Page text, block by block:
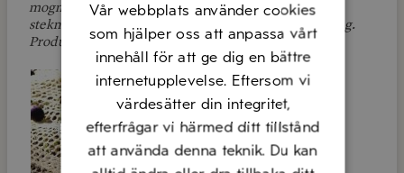
mogna oliver. Det ger en mild pepprighet. Passar till
stekning,vinägrett,marinad,smaksättning ock bakning.
Produkten är nyckelhålsmärkt”
Vår webbplats använder cookies
som hjälper oss att anpassa vårt
innehåll för att ge dig en bättre
internetupplevelse. Eftersom vi
värdesätter din integritet,
efterfrågar vi härmed ditt tillstånd
att använda denna teknik. Du kan